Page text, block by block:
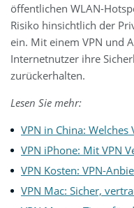
öffentlichen WLAN-
Risiko hinsichtlich der
ein. Mit einem VPN und
Internetnutzer ihre
zurückerhalten.
Lesen Sie mehr:
VPN in China:
VPN iPhone: Mit VPN
VPN Kosten: VPN-
VPN Mac: Sicher,